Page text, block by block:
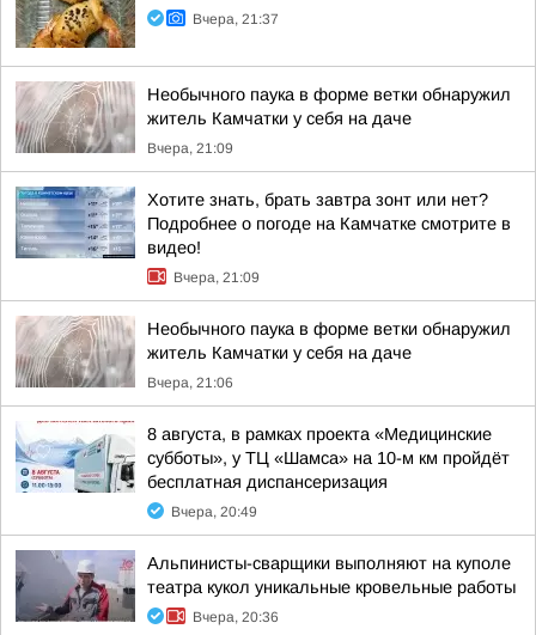
Вчера, 21:37
Необычного паука в форме ветки обнаружил
житель Камчатки у себя на даче
Вчера, 21:09
Хотите знать, брать завтра зонт или нет?
Подробнее о погоде на Камчатке смотрите в
видео!
Вчера, 21:09
Необычного паука в форме ветки обнаружил
житель Камчатки у себя на даче
Вчера, 21:06
8 августа, в рамках проекта «Медицинские
субботы», у ТЦ «Шамса» на 10-м км пройдёт
бесплатная диспансеризация
Вчера, 20:49
Альпинисты-сварщики выполняют на куполе
театра кукол уникальные кровельные работы
Вчера, 20:36